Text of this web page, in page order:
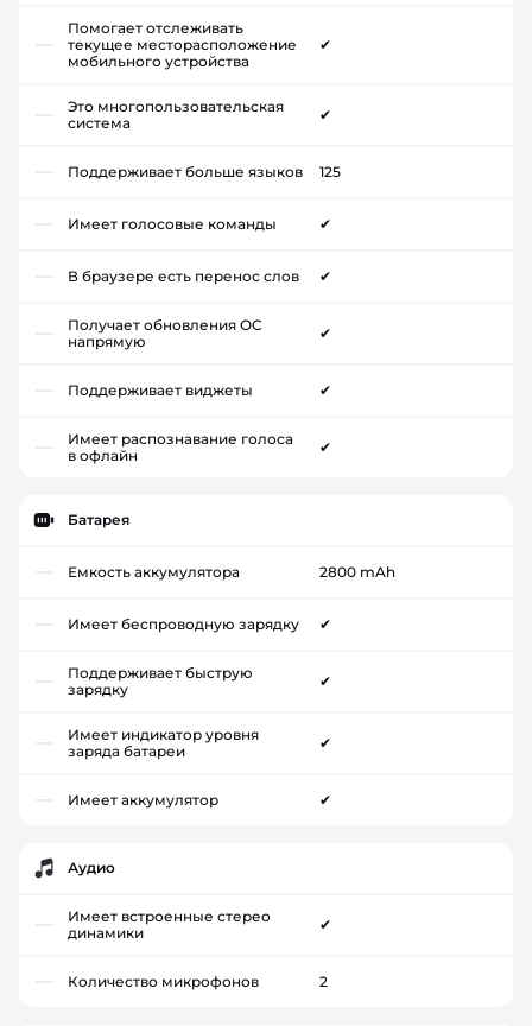
Помогает отслеживать
текущее месторасположение
мобильного устройства
✔
Это многопользовательская
система
✔
Поддерживает больше языков 125
Имеет голосовые команды ✔
В браузере есть перенос слов ✔
Получает обновления ОС
напрямую
✔
Поддерживает виджеты ✔
Имеет распознавание голоса
в офлайн
✔
Батарея
Емкость аккумулятора 2800 mAh
Имеет беспроводную зарядку ✔
Поддерживает быструю
зарядку
✔
Имеет индикатор уровня
заряда батареи
✔
Имеет аккумулятор ✔
Аудио
Имеет встроенные стерео
динамики
✔
Количество микрофонов 2